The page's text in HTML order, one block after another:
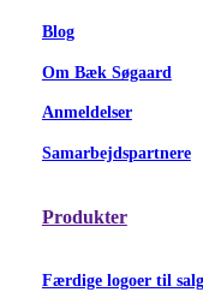
Blog
Om Bæk Søgaard
Anmeldelser
Samarbejdspartnere
Produkter
Færdige logoer til salg